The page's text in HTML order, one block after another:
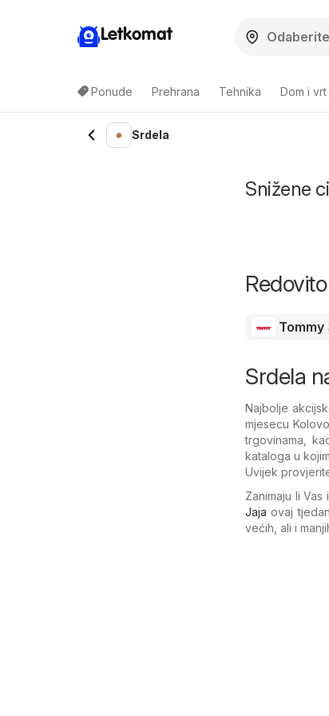
Letkomat
Ponude Prehrana Tehnika Dom i vrt
Srdela
Snižene
Tommy
Srdela
Najbolje
mjesecu
trgovinama,
kataloga u
Uvijek
Zanimaju li
Jaja ovaj
većih, ali i